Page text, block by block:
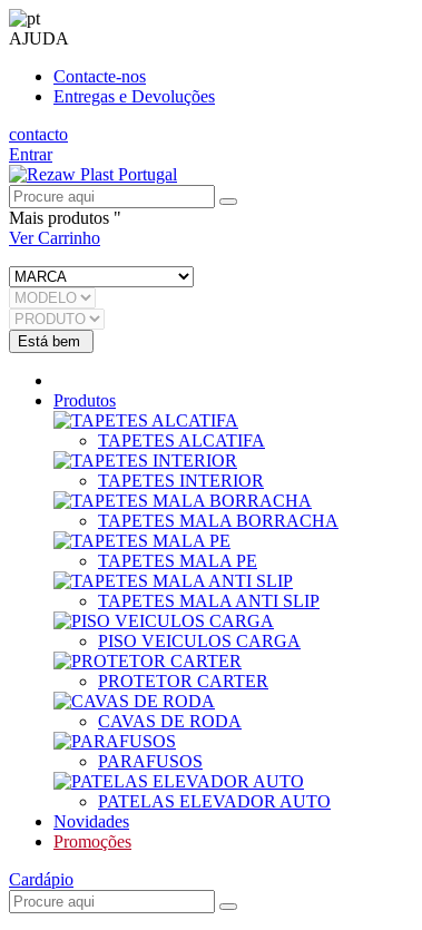
AJUDA
Contacte-nos
Entregas e Devoluções
contacto
Entrar
Mais produtos "
Ver Carrinho
Produtos
TAPETES ALCATIFA
TAPETES INTERIOR
TAPETES MALA BORRACHA
TAPETES MALA PE
TAPETES MALA ANTI SLIP
PISO VEICULOS CARGA
PROTETOR CARTER
CAVAS DE RODA
PARAFUSOS
PATELAS ELEVADOR AUTO
Novidades
Promoções
Cardápio